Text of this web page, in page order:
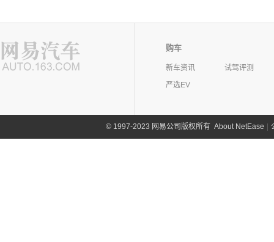
购车
新车资讯
试驾评测
严选EV
©1997-2023 网易公司版权所有 About NetEase